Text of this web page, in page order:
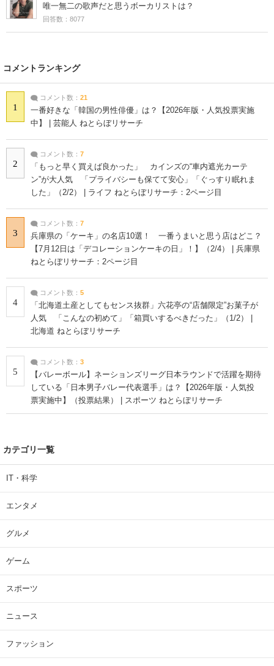
唯一無二の歌声だと思うボーカリストは？
回答数：8077
コメントランキング
1
コメント数： 21
一番好きな「韓国の男性俳優」は？【2026年版・人気投票実施
中】 | 芸能人 ねとらぼリサーチ
2
コメント数： 7
「もっと早く買えば良かった」 カインズの“車内遮光カーテ
ン”が大人気 「プライバシーも保てて安心」「ぐっすり眠れま
した」（2/2） | ライフ ねとらぼリサーチ：2ページ目
3
コメント数： 7
兵庫県の「ケーキ」の名店10選！ 一番うまいと思う店はどこ？
【7月12日は「デコレーションケーキの日」！】（2/4） | 兵庫県
ねとらぼリサーチ：2ページ目
4
コメント数： 5
「北海道土産としてもセンス抜群」六花亭の“店舗限定”お菓子が
人気 「こんなの初めて」「箱買いするべきだった」（1/2） |
北海道 ねとらぼリサーチ
5
コメント数： 3
【バレーボール】ネーションズリーグ日本ラウンドで活躍を期待
している「日本男子バレー代表選手」は？【2026年版・人気投
票実施中】（投票結果） | スポーツ ねとらぼリサーチ
カテゴリ一覧
IT・科学
エンタメ
グルメ
ゲーム
スポーツ
ニュース
ファッション